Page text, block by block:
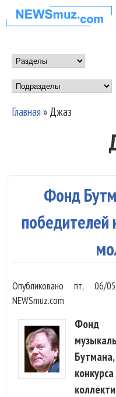
НОВОСТИ
МУЗЫКИ И
ШОУ БИЗНЕСА
NEWSMUZ.COM
Main menu
Вы здесь
Главная» Джаз
Фонд
победителей
Опубликованопт, 06/
NEWSmuz.com
Фонд